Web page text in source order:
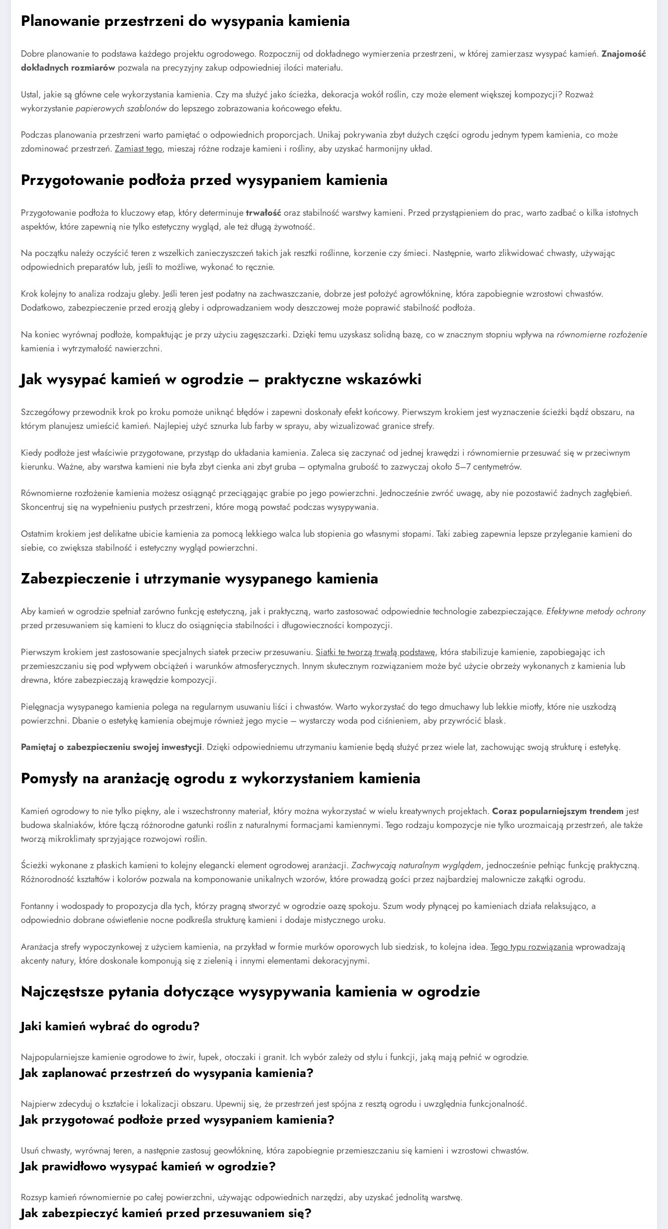
Planowanie przestrzeni do wysypania kamienia
Dobre planowanie to podstawa każdego projektu ogrodowego. Rozpocznij od dokładnego wymierzenia przestrzeni, w której zamierzasz wysypać kamień. Znajomość
dokładnych rozmiarów pozwala na precyzyjny zakup odpowiedniej ilości materiału.
Ustal, jakie są główne cele wykorzystania kamienia. Czy ma służyć jako ścieżka, dekoracja wokół roślin, czy może element większej kompozycji? Rozważ
wykorzystaniepapierowych szablonówdo lepszego zobrazowania końcowego efektu.
Podczas planowania przestrzeni warto pamiętać o odpowiednich proporcjach. Unikaj pokrywania zbyt dużych części ogrodu jednym typem kamienia, co może
zdominować przestrzeń. Zamiast tego, mieszaj różne rodzaje kamieni i rośliny, aby uzyskać harmonijny układ.
Przygotowanie podłoża przed wysypaniem kamienia
Przygotowanie podłoża to kluczowy etap, który determinujetrwałość oraz stabilność warstwy kamieni. Przed przystąpieniem do prac, warto zadbać o kilka istotnych
aspektów, które zapewnią nie tylko estetyczny wygląd, ale też długą żywotność.
Na początku należy oczyścić teren z wszelkich zanieczyszczeń takich jak resztki roślinne, korzenie czy śmieci. Następnie, warto zlikwidować chwasty, używając
odpowiednich preparatów lub, jeśli to możliwe, wykonać to ręcznie.
Krok kolejny to analiza rodzaju gleby. Jeśli teren jest podatny na zachwaszczanie, dobrze jest położyć agrowłókninę, która zapobiegnie wzrostowi chwastów.
Dodatkowo, zabezpieczenie przed erozją gleby i odprowadzaniem wody deszczowej może poprawić stabilność podłoża.
Na koniec wyrównaj podłoże, kompaktując je przy użyciu zagęszczarki. Dzięki temu uzyskasz solidną bazę, co w znacznym stopniu wpływa na równomierne rozłożenie
kamienia i wytrzymałość nawierzchni.
Jak wysypać kamień w ogrodzie – praktyczne wskazówki
Szczegółowy przewodnik krok po kroku pomoże uniknąć błędów i zapewni doskonały efekt końcowy. Pierwszym krokiem jest wyznaczenie ścieżki bądź obszaru, na
którym planujesz umieścić kamień. Najlepiej użyć sznurka lub farby w sprayu, aby wizualizować granice strefy.
Kiedy podłoże jest właściwie przygotowane, przystąp do układania kamienia. Zaleca się zaczynać od jednej krawędzi i równomiernie przesuwać się w przeciwnym
kierunku. Ważne, aby warstwa kamieni nie była zbyt cienka ani zbyt gruba – optymalna grubość to zazwyczaj około 5–7 centymetrów.
Równomierne rozłożenie kamienia możesz osiągnąć przeciągając grabie po jego powierzchni. Jednocześnie zwróć uwagę, aby nie pozostawić żadnych zagłębień.
Skoncentruj się na wypełnieniu pustych przestrzeni, które mogą powstać podczas wysypywania.
Ostatnim krokiem jest delikatne ubicie kamienia za pomocą lekkiego walca lub stopienia go własnymi stopami. Taki zabieg zapewnia lepsze przyleganie kamieni do
siebie, co zwiększa stabilność i estetyczny wygląd powierzchni.
Zabezpieczenie i utrzymanie wysypanego kamienia
Aby kamień w ogrodzie spełniał zarówno funkcję estetyczną, jak i praktyczną, warto zastosować odpowiednie technologie zabezpieczające. Efektywne metody ochrony
przed przesuwaniem się kamieni to klucz do osiągnięcia stabilności i długowieczności kompozycji.
Pierwszym krokiem jest zastosowanie specjalnych siatek przeciw przesuwaniu. Siatki te tworzą trwałą podstawę, która stabilizuje kamienie, zapobiegając ich
przemieszczaniu się pod wpływem obciążeń i warunków atmosferycznych. Innym skutecznym rozwiązaniem może być użycie obrzeży wykonanych z kamienia lub
drewna, które zabezpieczają krawędzie kompozycji.
Pielęgnacja wysypanego kamienia polega na regularnym usuwaniu liści i chwastów. Warto wykorzystać do tego dmuchawy lub lekkie miotły, które nie uszkodzą
powierzchni. Dbanie o estetykę kamienia obejmuje również jego mycie – wystarczy woda pod ciśnieniem, aby przywrócić blask.
Pamiętaj o zabezpieczeniu swojej inwestycji. Dzięki odpowiedniemu utrzymaniu kamienie będą służyć przez wiele lat, zachowując swoją strukturę i estetykę.
Pomysły na aranżację ogrodu z wykorzystaniem kamienia
Kamień ogrodowy to nie tylko piękny, ale i wszechstronny materiał, który można wykorzystać w wielu kreatywnych projektach. Coraz popularniejszym trendem jest
budowa skalniaków, które łączą różnorodne gatunki roślin z naturalnymi formacjami kamiennymi. Tego rodzaju kompozycje nie tylko urozmaicają przestrzeń, ale także
tworzą mikroklimaty sprzyjające rozwojowi roślin.
Ścieżki wykonane z płaskich kamieni to kolejny elegancki element ogrodowej aranżacji. Zachwycają naturalnym wyglądem, jednocześnie pełniąc funkcję praktyczną.
Różnorodność kształtów i kolorów pozwala na komponowanie unikalnych wzorów, które prowadzą gości przez najbardziej malownicze zakątki ogrodu.
Fontanny i wodospady to propozycja dla tych, którzy pragną stworzyć w ogrodzie oazę spokoju. Szum wody płynącej po kamieniach działa relaksująco, a
odpowiednio dobrane oświetlenie nocne podkreśla strukturę kamieni i dodaje mistycznego uroku.
Aranżacja strefy wypoczynkowej z użyciem kamienia, na przykład w formie murków oporowych lub siedzisk, to kolejna idea. Tego typu rozwiązania wprowadzają
akcenty natury, które doskonale komponują się z zielenią i innymi elementami dekoracyjnymi.
Najczęstsze pytania dotyczące wysypywania kamienia w ogrodzie
Jaki kamień wybrać do ogrodu?
Najpopularniejsze kamienie ogrodowe to żwir, łupek, otoczaki i granit. Ich wybór zależy od stylu i funkcji, jaką mają pełnić w ogrodzie.
Jak zaplanować przestrzeń do wysypania kamienia?
Najpierw zdecyduj o kształcie i lokalizacji obszaru. Upewnij się, że przestrzeń jest spójna z resztą ogrodu i uwzględnia funkcjonalność.
Jak przygotować podłoże przed wysypaniem kamienia?
Usuń chwasty, wyrównaj teren, a następnie zastosuj geowłókninę, która zapobiegnie przemieszczaniu się kamieni i wzrostowi chwastów.
Jak prawidłowo wysypać kamień w ogrodzie?
Rozsyp kamień równomiernie po całej powierzchni, używając odpowiednich narzędzi, aby uzyskać jednolitą warstwę.
Jak zabezpieczyć kamień przed przesuwaniem się?